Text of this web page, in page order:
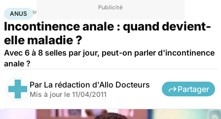
Accueil Famille
ANUS
Incontinence anale : quand devient-
elle maladie ?
Avec 6 à 8 selles par jour, peut-on parler d'incontinence
anale ?
Par La rédaction d'Allo Docteurs
Mis à jour le 11/04/2011
Partager